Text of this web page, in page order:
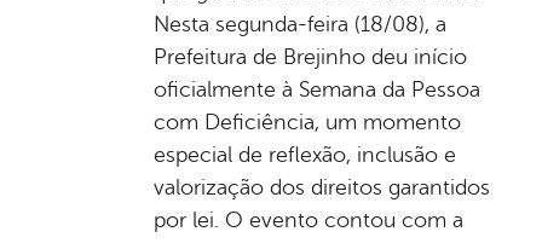
Nesta segunda-feira (18/08), a
Prefeitura de Brejinho deu início
oficialmente à Semana da Pessoa
com Deficiência, um momento
especial de reflexão, inclusão e
valorização dos direitos garantidos
por lei. O evento contou com a